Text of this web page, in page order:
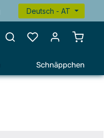
Deutsch - AT
Schnäppchen